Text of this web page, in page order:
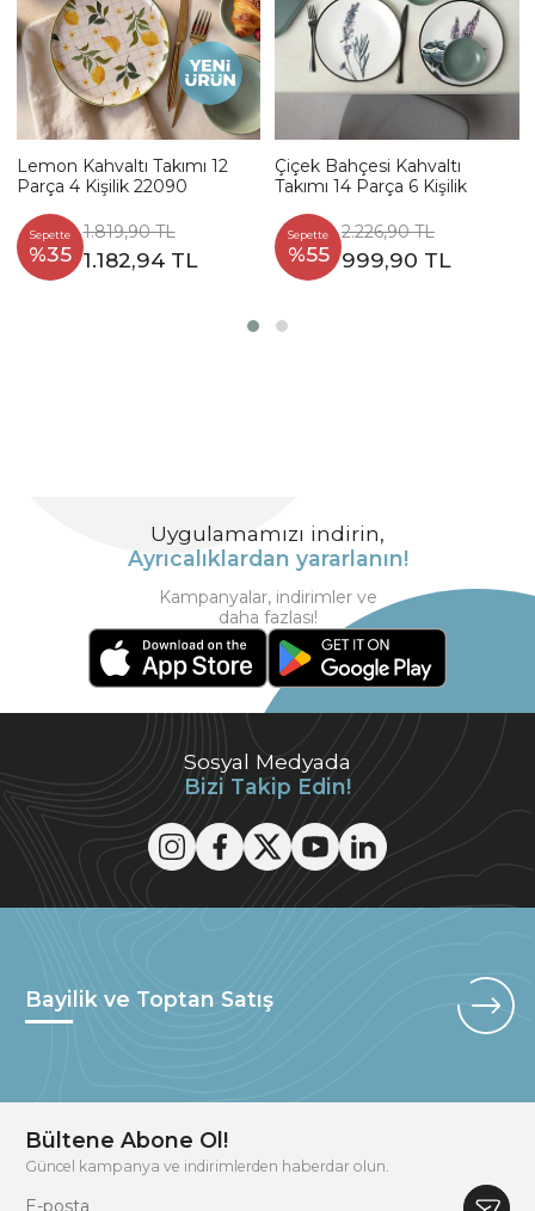
Lemon Kahvaltı Takımı 12
Parça 4 Kişilik 22090
Sepette
%35
1.819,90 TL
1.182,94 TL
Çiçek Bahçesi Kahvaltı
Takımı 14 Parça 6 Kişilik
Sepette
%55
2.226,90 TL
999,90 TL
Sosyal Medyada
Bizi Takip Edin!
Uygulamamızı indirin,
Ayrıcalıklardan yararlanın!
Kampanyalar, indirimler ve
daha fazlası!
Bayilik ve Toptan Satış
Bültene Abone Ol!
Güncel kampanya ve indirimlerden haberdar olun.